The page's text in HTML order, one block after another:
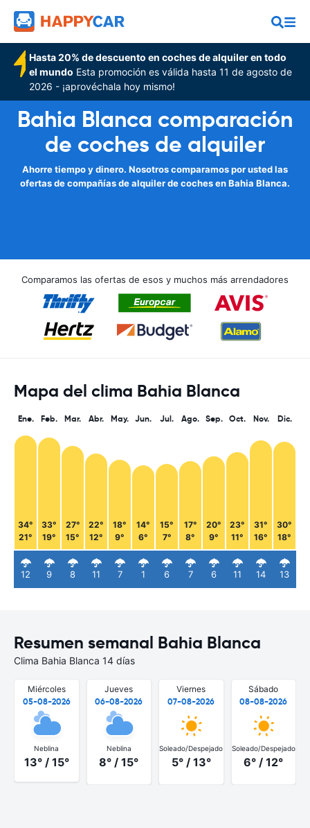
Hasta 20% de descuento en coches de alquiler en todo
el mundo Esta promoción es válida hasta 11 de agosto de
2026 - ¡aprovéchala hoy mismo!
Bahia Blanca comparación
de coches de alquiler
Ahorre tiempo y dinero. Nosotros comparamos por usted las
ofertas de compañías de alquiler de coches en Bahia Blanca.
Comparamos las ofertas de esos y muchos más arrendadores
Mapa del clima Bahia Blanca
Ene.
34°
21°
12
Feb.
33°
19°
9
Mar.
27°
15°
8
Abr.
22°
12°
11
May.
18°
9°
7
Jun.
14°
6°
1
Jul.
15°
7°
6
Ago.
17°
8°
7
Sep.
20°
9°
6
Oct.
23°
11°
11
Nov.
31°
16°
14
Dic.
30°
18°
13
Resumen semanal Bahia Blanca
Clima Bahia Blanca 14 días
Miércoles
05-08-2026
Neblina
13° / 15°
Jueves
06-08-2026
Neblina
8° / 15°
Viernes
07-08-2026
Soleado/Despejado
5° / 13°
Sábado
08-08-2026
Soleado/Despejado
6° / 12°